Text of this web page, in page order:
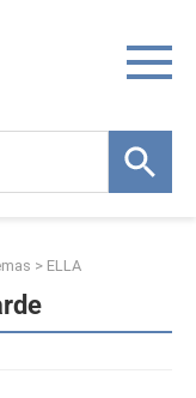
> ELLA